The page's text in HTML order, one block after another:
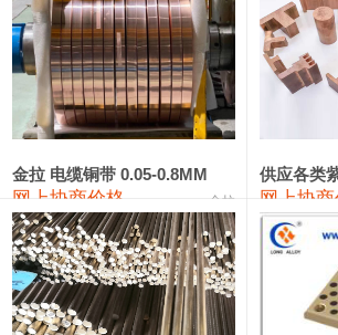
磷铜合金 110,200—117,000
无氧铜丝(硬) 109,100—109,400
R410A专用紫铜管 113,090—113,090
铸造铝合金锭(A356.2) 24,300—24,700
铝合金ADC12 24,200—24,400
铸造铝合金锭(ZLD104) 24,300—24,500
金拉 电缆铜带 0.05-0.8MM
网上协商价格 金拉
供应各类
网上协商